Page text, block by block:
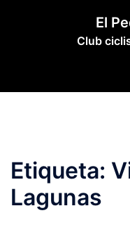
El
Club
Etiqueta:
Lagunas